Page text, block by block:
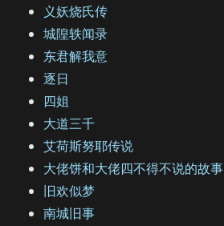
义妖烧氏传
城隍轶闻录
东君解我意
逐日
四姐
大道三千
艾荷斯努耶传说
大佬饼和大佬四不得不说的故事
旧欢似梦
南城旧事